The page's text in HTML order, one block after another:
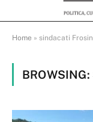
Home » sindacati
BROWSING: